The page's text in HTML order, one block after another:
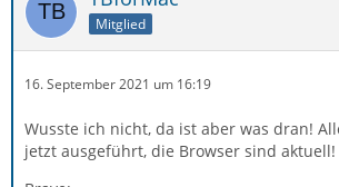
Mitglied
16. September 2021 um 16:19
Wusste ich nicht, da ist aber was dran!
jetzt ausgeführt, die Browser sind aktuell!